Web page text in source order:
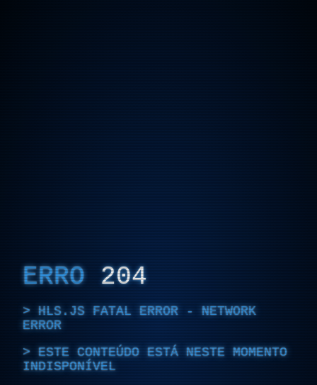
ERRO 204
HLS.JS FATAL ERROR - NETWORK
ERROR
ESTE CONTEÚDO ESTÁ NESTE MOMENTO
INDISPONÍVEL